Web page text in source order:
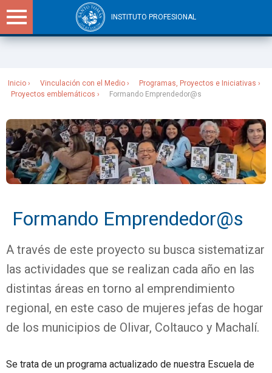
INSTITUTO PROFESIONAL
Inicio Vinculación con el Medio
Programas, Proyectos e Iniciativas
Proyectos emblemáticos
Formando Emprendedor@s
Formando Emprendedor@s
A través de este proyecto su busca sistematizar
las actividades que se realizan cada año en las
distintas áreas en torno al emprendimiento
regional, en este caso de mujeres jefas de hogar
de los municipios de Olivar, Coltauco y Machalí.
Se trata de un programa actualizado de nuestra Escuela de